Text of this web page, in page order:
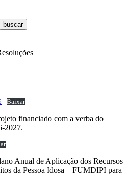
Baixar
financiado com a verba do
2027.
Anual de Aplicação dos Recursos
da Pessoa Idosa – FUMDIPI para